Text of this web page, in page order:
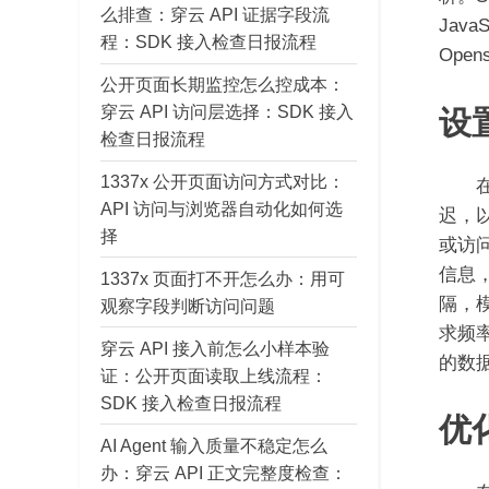
设
在
迟，
或访
信息
隔，
求频
的数
优
么排查：穿云 API 证据字段流
程：SDK 接入检查日报流程
公开页面长期监控怎么控成本：
穿云 API 访问层选择：SDK 接入
检查日报流程
1337x 公开页面访问方式对比：
API 访问与浏览器自动化如何选
择
1337x 页面打不开怎么办：用可
观察字段判断访问问题
穿云 API 接入前怎么小样本验
证：公开页面读取上线流程：
SDK 接入检查日报流程
AI Agent 输入质量不稳定怎么
办：穿云 API 正文完整度检查：